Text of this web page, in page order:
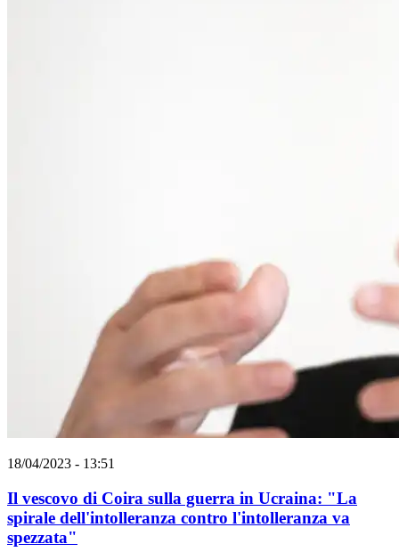
18/04/2023 - 13:51
Il vescovo di Coira sulla guerra in Ucraina: "La
spirale dell'intolleranza contro l'intolleranza va
spezzata"